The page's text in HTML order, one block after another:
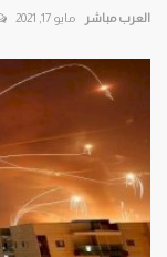
العرب مباشر مايو 17, 2021